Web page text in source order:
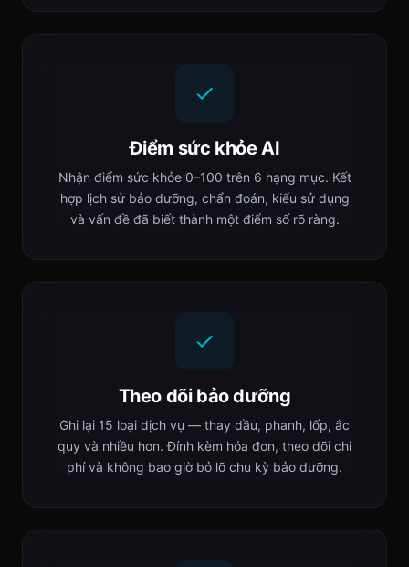
Điểm sức khỏe AI
Nhận điểm sức khỏe 0–100 trên 6 hạng mục. Kết
hợp lịch sử bảo dưỡng, chẩn đoán, kiểu sử dụng
và vấn đề đã biết thành một điểm số rõ ràng.
Theo dõi bảo dưỡng
Ghi lại 15 loại dịch vụ — thay dầu, phanh, lốp, ắc
quy và nhiều hơn. Đính kèm hóa đơn, theo dõi chi
phí và không bao giờ bỏ lỡ chu kỳ bảo dưỡng.